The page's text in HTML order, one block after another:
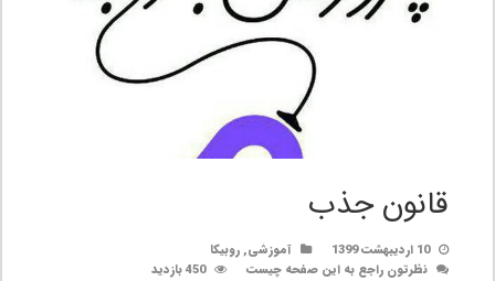
قانون جذب
10 اردیبهشت 1399 آموزشی,روبیکا
نظرتون راجع به این صفحه چیست
450 بازدید